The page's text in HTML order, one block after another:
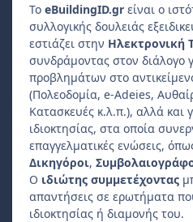
Το eBuildingID.gr είναι ο
συλλογικής δουλειάς
εστιάζει στην Ηλεκτρονική
συνδράμοντας στον διάλογο
προβλημάτων στο
(Πολεοδομία, e-Adeies,
Κατασκευές κ.λ.π.), αλλά και
ιδιοκτησίας, στα οποία
επαγγελματικές ενώσεις,
Δικηγόροι,
Ο ιδιώτης συμμετέχοντας
απαντήσεις σε ερωτήματα
ιδιοκτησίας ή διαμονής του.